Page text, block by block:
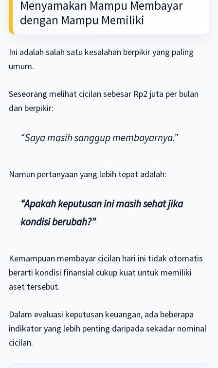
Menyamakan Mampu Membayar
dengan Mampu Memiliki
Ini adalah salah satu kesalahan berpikir yang paling
umum.
Seseorang melihat cicilan sebesar Rp2 juta per bulan
dan berpikir:
“Saya masih sanggup membayarnya.”
Namun pertanyaan yang lebih tepat adalah:
“Apakah keputusan ini masih sehat jika
kondisi berubah?”
Kemampuan membayar cicilan hari ini tidak otomatis
berarti kondisi finansial cukup kuat untuk memiliki
aset tersebut.
Dalam evaluasi keputusan keuangan, ada beberapa
indikator yang lebih penting daripada sekadar nominal
cicilan.